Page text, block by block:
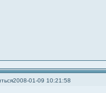
2008-01-09 10:21:58